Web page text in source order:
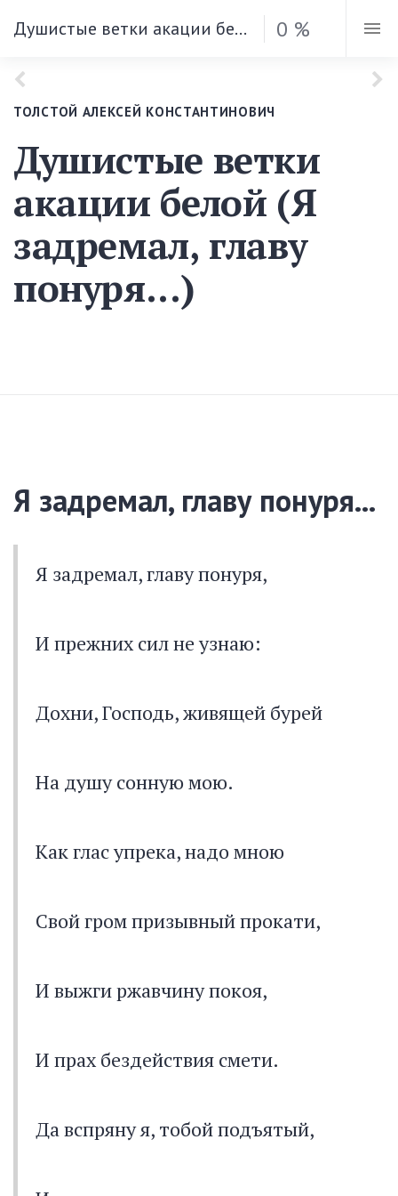
Душистые ветки акации белой (Я задремал, главу понуря...) 0 %
ТОЛСТОЙ АЛЕКСЕЙ КОНСТАНТИНОВИЧ
Душистые ветки
акации белой (Я
задремал, главу
понуря...)
Я задремал, главу понуря...
Я задремал, главу понуря,
И прежних сил не узнаю:
Дохни, Господь, живящей бурей
На душу сонную мою.
Как глас упрека, надо мною
Свой гром призывный прокати,
И выжги ржавчину покоя,
И прах бездействия смети.
Да вспряну я, тобой подъятый,